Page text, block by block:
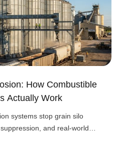
How Combustible
Actually Work
systems stop grain silo
and real-world